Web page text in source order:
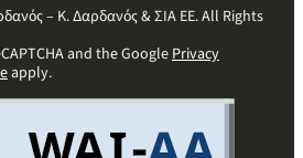
– Κ. Δαρδανός & ΣΙΑ ΕΕ. All Rights
and the GooglePrivacy
apply.